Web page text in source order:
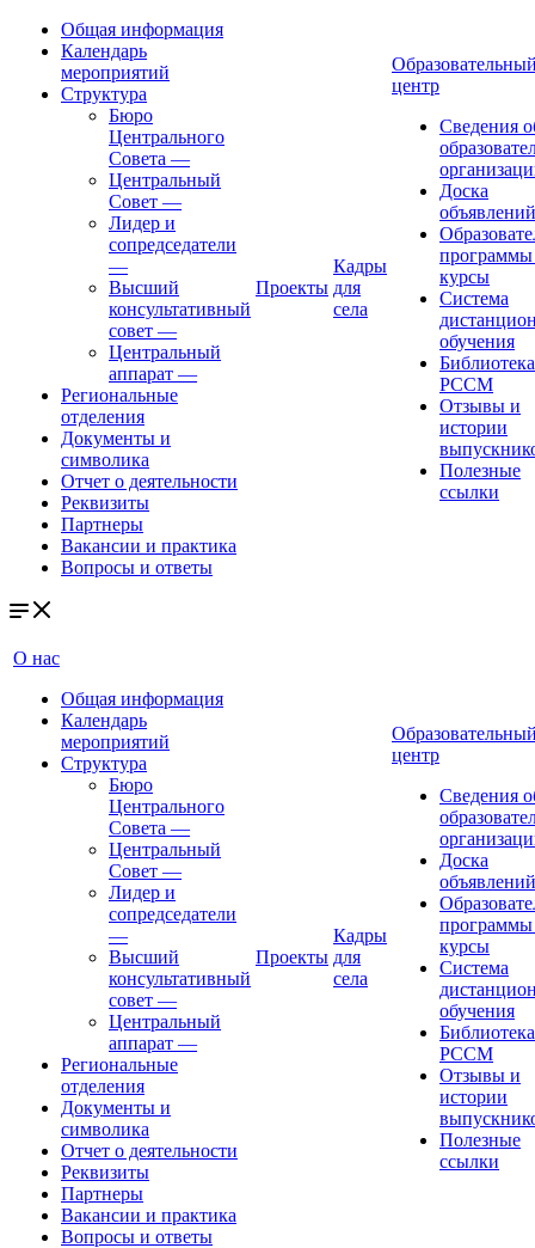
Общая информация
Календарь
мероприятий
Структура
Бюро
Центрального
Совета —
Центральный
Совет —
Лидер и
сопредседатели
—
Высший
консультативный
совет —
Центральный
аппарат —
Региональные
отделения
Документы и
символика
Отчет о деятельности
Реквизиты
Партнеры
Вакансии и практика
Вопросы и ответы
Проекты
Кадры
для
села
центр
Сведения
Доска
объявлений
курсы
Система
обучения
Библиотека
РССМ
Отзывы и
истории
Полезные
ссылки
О нас
Общая информация
Календарь
мероприятий
Структура
Бюро
Центрального
Совета —
Центральный
Совет —
Лидер и
сопредседатели
—
Высший
консультативный
совет —
Центральный
аппарат —
Региональные
отделения
Документы и
символика
Отчет о деятельности
Реквизиты
Партнеры
Вакансии и практика
Вопросы и ответы
Проекты
Кадры
для
села
центр
Сведения
Доска
объявлений
курсы
Система
обучения
Библиотека
РССМ
Отзывы и
истории
Полезные
ссылки